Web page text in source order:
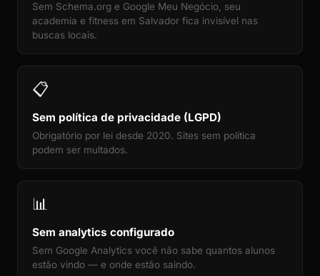
Sem Schema.org e Google Meu Negócio, seu
academia e fitness em Salvador fica invisível nas
buscas locais.
📋
Sem política de privacidade (LGPD)
Obrigatório por lei desde 2020. Sites sem política
podem ser multados.
📊
Sem analytics configurado
Sem Google Analytics você não sabe quantos alunos
estão vindo — e onde estão saindo.